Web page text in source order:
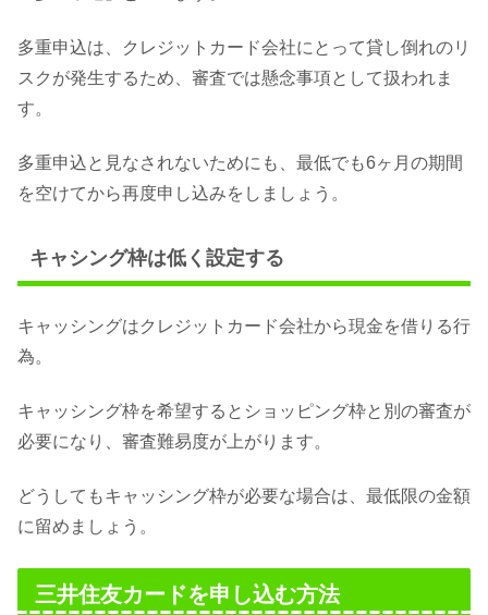
多重申込は、クレジットカード会社にとって貸し倒れのリ
スクが発生するため、審査では懸念事項として扱われま
す。
多重申込と見なされないためにも、最低でも6ヶ月の期間
を空けてから再度申し込みをしましょう。
キャシング枠は低く設定する
キャッシングはクレジットカード会社から現金を借りる行
為。
キャッシング枠を希望するとショッピング枠と別の審査が
必要になり、審査難易度が上がります。
どうしてもキャッシング枠が必要な場合は、最低限の金額
に留めましょう。
三井住友カードを申し込む方法